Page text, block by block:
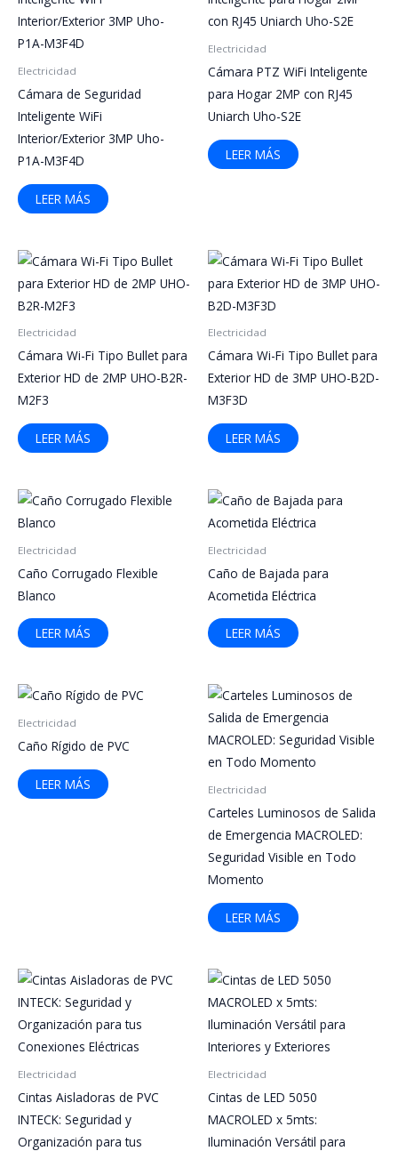
Electricidad
Cámara de Seguridad
Inteligente WiFi
Interior/Exterior 3MP Uho-
P1A-M3F4D
LEER MÁS
Electricidad
Cámara PTZ WiFi Inteligente
para Hogar 2MP con RJ45
Uniarch Uho-S2E
LEER MÁS
Electricidad
Cámara Wi-Fi Tipo Bullet para
Exterior HD de 2MP UHO-B2R-
M2F3
LEER MÁS
Electricidad
Cámara Wi-Fi Tipo Bullet para
Exterior HD de 3MP UHO-B2D-
M3F3D
LEER MÁS
Electricidad
Caño Corrugado Flexible
Blanco
LEER MÁS
Electricidad
Caño de Bajada para
Acometida Eléctrica
LEER MÁS
Electricidad
Caño Rígido de PVC
LEER MÁS Electricidad
Carteles Luminosos de Salida
de Emergencia MACROLED:
Seguridad Visible en Todo
Momento
LEER MÁS
Electricidad
Cintas Aisladoras de PVC
INTECK: Seguridad y
Organización para tus
Electricidad
Cintas de LED 5050
MACROLED x 5mts:
Iluminación Versátil para